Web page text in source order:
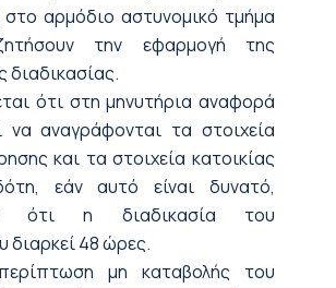
αρμόδιο αστυνομικό τμήμα
την εφαρμογή της
ότι στη μηνυτήρια αναφορά
αναγράφονται τα στοιχεία
και τα στοιχεία κατοικίας
εάν αυτό είναι δυνατό,
ότι η διαδικασία του
48 ώρες.
μη καταβολής του